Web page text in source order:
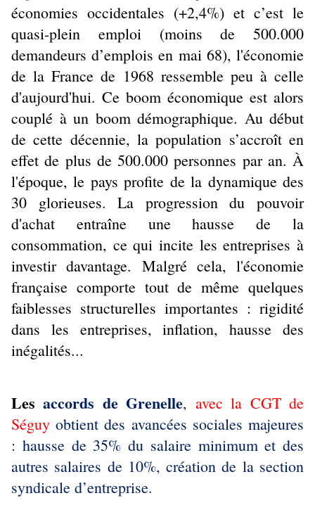
économies occidentales (+2,4%) et c’est le
quasi-plein emploi
(moins de 500.000
demandeurs d’emplois en mai 68), l'économie
de la France de 1968 ressemble peu à celle
d'aujourd'hui. Ce boom économique est alors
couplé à un boom démographique. Au début
de cette décennie, la population s’accroît en
effet de plus de 500.000 personnes par an. À
l'époque, le pays profite de la dynamique des
30 glorieuses. La progression du pouvoir
d'achat entraîne une hausse de la
consommation, ce qui incite les entreprises à
investir davantage. Malgré cela, l'économie
française comporte tout de même quelques
faiblesses structurelles importantes : rigidité
dans les entreprises, inflation, hausse des
inégalités...
Lesaccords de Grenelle, avec la CGT de
Séguyobtient des avancées sociales majeures
: hausse de 35% du salaire minimum et des
autres salaires de 10%, création de la section
syndicale d’entreprise.